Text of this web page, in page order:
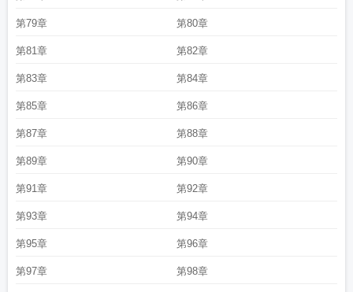
第79章 第80章
第81章 第82章
第83章 第84章
第85章 第86章
第87章 第88章
第89章 第90章
第91章 第92章
第93章 第94章
第95章 第96章
第97章 第98章